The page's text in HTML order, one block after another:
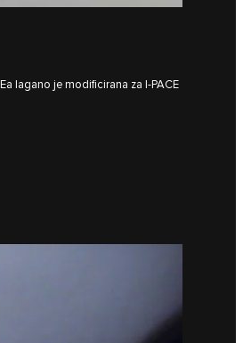
lagano je modificirana za I‑PACE